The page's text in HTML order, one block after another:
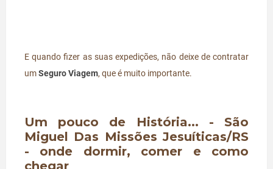
E quando fizer as suas expedições, não deixe de contratar
umSeguro Viagem, que é muito importante.
Um pouco de História... - São
Miguel Das Missões Jesuíticas/RS
- onde dormir, comer e como
chegar